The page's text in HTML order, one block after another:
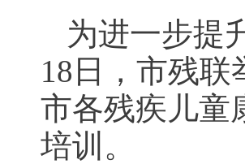
为进一步提
18日，市残
市各残疾儿童
培训。